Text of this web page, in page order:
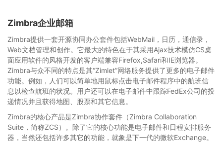
Zimbra企业邮箱
Zimbra提供一套开源协同办公套件包括WebMail，日历，通信录，
Web文档管理和创作。它最大的特色在于其采用Ajax技术模仿CS桌
面应用软件的风格开发的客户端兼容Firefox,Safari和IE浏览器。
Zimbra与众不同的特点是其“Zimlet”网络服务提供了更多的电子邮件
功能。例如，人们可以简单地用鼠标点击电子邮件程序中的航班信
息以检查航班的状况。用户还可以在电子邮件中跟踪FedEx公司的投
递情况并且获得地图、股票和其它信息。
Zimbra的核心产品是Zimbra协作套件（Zimbra Collaboration
Suite，简称ZCS）。除了它的核心功能是电子邮件和日程安排服务
器，当然还包括许多其它的功能，就象是下一代的微软Exchange。